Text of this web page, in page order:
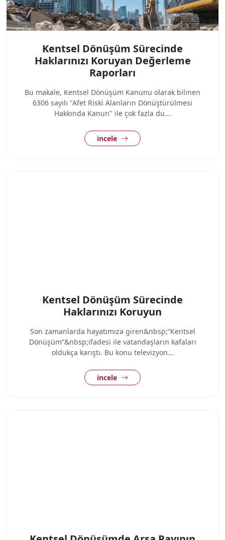
Kentsel Dönüşüm Sürecinde
Haklarınızı Koruyan Değerleme
Raporları
Bu makale, Kentsel Dönüşüm Kanunu olarak bilinen
6306 sayılı "Afet Riski Alanların Dönüştürülmesi
Hakkında Kanun" ile çok fazla du...
incele
Kentsel Dönüşüm Sürecinde
Haklarınızı Koruyun
Son zamanlarda hayatımıza giren&nbsp;“Kentsel
Dönüşüm”&nbsp;ifadesi ile vatandaşların kafaları
oldukça karıştı. Bu konu televizyon...
incele